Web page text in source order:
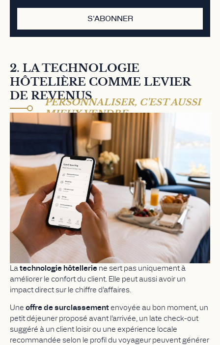
S'ABONNER
2. LA TECHNOLOGIE
HÔTELIÈRE COMME LEVIER
DE REVENUS
PERSONNALISER, C’EST AUSSI
MIEUX VENDRE
La technologie hôtellerie ne sert pas uniquement à
améliorer le confort du client. Elle peut aussi avoir un
impact direct sur le chiffre d’affaires.
Une offre de surclassement envoyée au bon moment, un
petit déjeuner proposé avant l’arrivée, un late check-out
suggéré à un client loisir ou une expérience locale
recommandée selon le profil du voyageur peuvent générer